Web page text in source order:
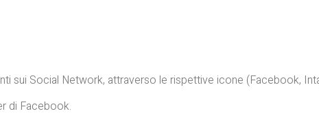
sui Social Network, attraverso le rispettive icone (Facebook,
di Facebook.